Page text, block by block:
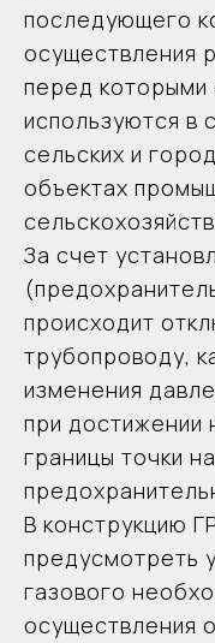
уже входит:
клапаны. В
задании
выходе,
сбросной
ГРПШ-Venio
компании
-с одной
-с двумя
-
- с газовым
-полностью
краской.
-устойчивая
жарких
-надежные
сборки.
последующего
осуществления
перед
используются в
сельских и
объектах
За счет
происходит
трубопроводу,
изменения
при достижении
границы точки
В конструкцию
предусмотреть
газового
осуществления